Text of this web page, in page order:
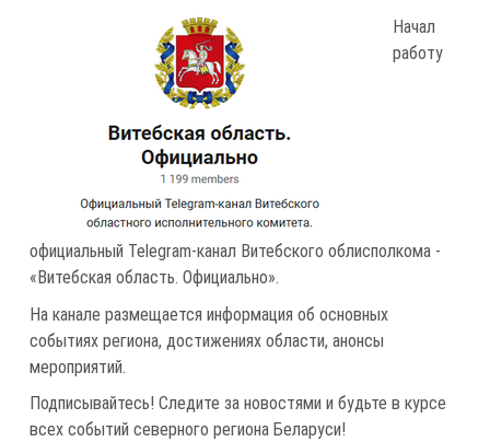
Начал
работу
официальный Telegram-канал Витебского облисполкома -
«Витебская область. Официально».
На канале размещается информация об основных
событиях региона, достижениях области, анонсы
мероприятий.
Подписывайтесь! Следите за новостями и будьте в курсе
всех событий северного региона Беларуси!